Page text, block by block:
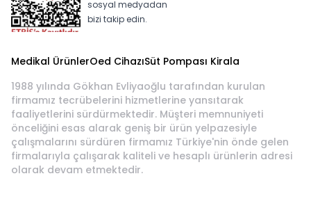
sosyal medyadan
bizi takip edin.
Medikal ÜrünlerOed CihazıSüt Pompası Kirala
1988 yılında Gökhan Evliyaoğlu tarafından kurulan
firmamız tecrübelerini hizmetlerine yansıtarak
faaliyetlerini sürdürmektedir. Müşteri memnuniyeti
önceliğini esas alarak geniş bir ürün yelpazesiyle
çalışmalarını sürdüren firmamız Türkiye'nin önde gelen
firmalarıyla çalışarak kaliteli ve hesaplı ürünlerin adresi
olarak devam etmektedir.